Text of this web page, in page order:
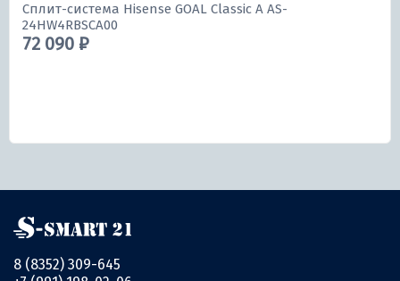
Сплит-система Hisense GOAL Classic A AS-
24HW4RBSCA00
72 090 ₽
8 (8352) 309-645